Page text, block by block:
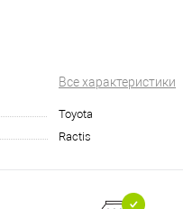
Все характеристики
Toyota
Ractis